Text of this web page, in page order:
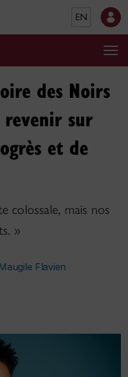
EN
des Noirs
revenir sur
et de
colossale, mais nos
»
Flavien